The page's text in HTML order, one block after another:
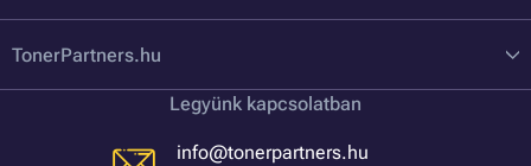
TonerPartners.hu
Legyünk kapcsolatban
info@tonerpartners.hu